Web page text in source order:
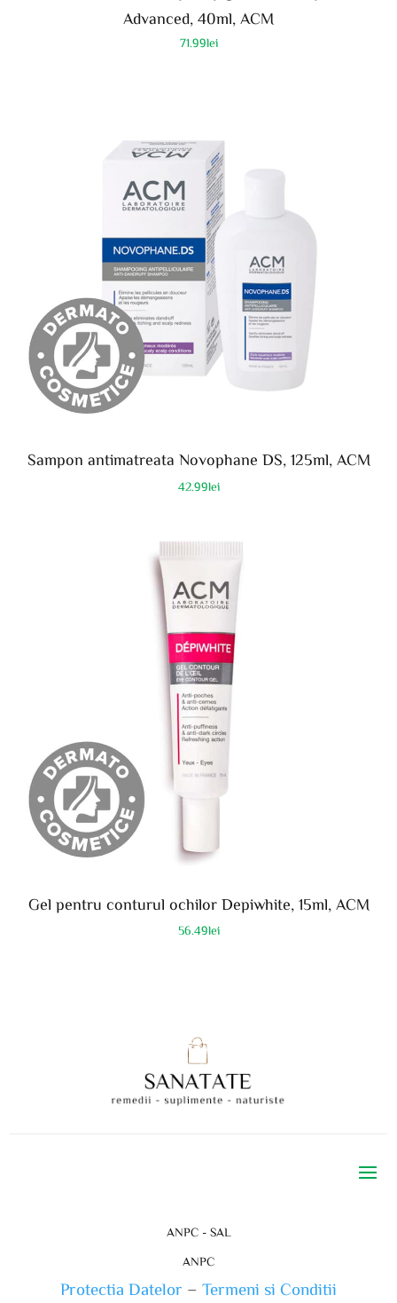
Advanced, 40ml, ACM
71.99lei
Sampon antimatreata Novophane DS, 125ml, ACM
42.99lei
Gel pentru conturul ochilor Depiwhite, 15ml, ACM
56.49lei
ANPC - SAL
ANPC
Protectia Datelor – Termeni si Conditii